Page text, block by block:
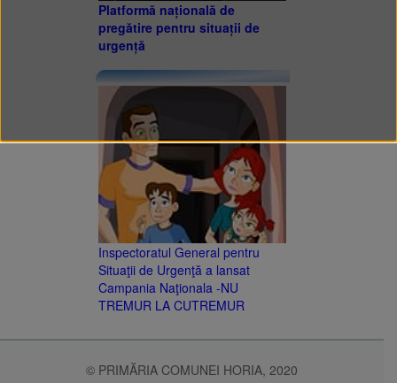
Platformă națională de
pregătire pentru situații de
urgență
Inspectoratul General pentru
Situaţii de Urgenţă a lansat
Campania Naţionala -NU
TREMUR LA CUTREMUR
© PRIMĂRIA COMUNEI HORIA, 2020